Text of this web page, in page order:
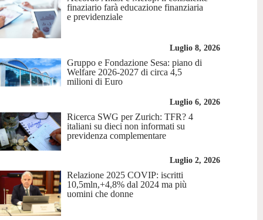
finaziario farà educazione finanziaria
e previdenziale
Luglio 8, 2026
Gruppo e Fondazione Sesa: piano di
Welfare 2026-2027 di circa 4,5
milioni di Euro
Luglio 6, 2026
Ricerca SWG per Zurich: TFR? 4
italiani su dieci non informati su
previdenza complementare
Luglio 2, 2026
Relazione 2025 COVIP: iscritti
10,5mln,+4,8% dal 2024 ma più
uomini che donne